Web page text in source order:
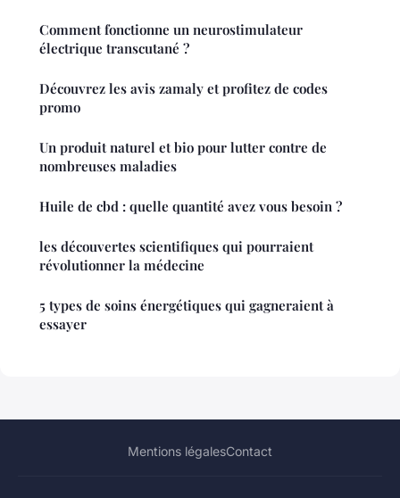
Comment fonctionne un neurostimulateur
électrique transcutané ?
Découvrez les avis zamaly et profitez de codes
promo
Un produit naturel et bio pour lutter contre de
nombreuses maladies
Huile de cbd : quelle quantité avez vous besoin ?
les découvertes scientifiques qui pourraient
révolutionner la médecine
5 types de soins énergétiques qui gagneraient à
essayer
Mentions légalesContact